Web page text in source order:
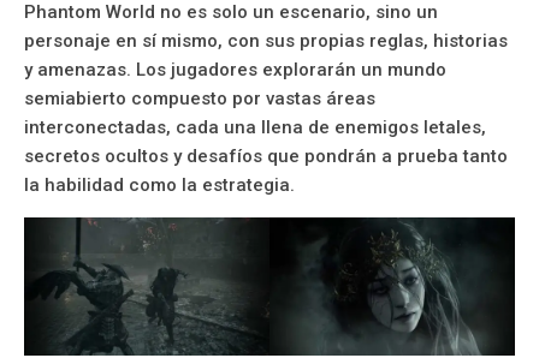
Phantom World no es solo un escenario, sino un
personaje en sí mismo, con sus propias reglas, historias
y amenazas. Los jugadores explorarán un mundo
semiabierto compuesto por vastas áreas
interconectadas, cada una llena de enemigos letales,
secretos ocultos y desafíos que pondrán a prueba tanto
la habilidad como la estrategia.